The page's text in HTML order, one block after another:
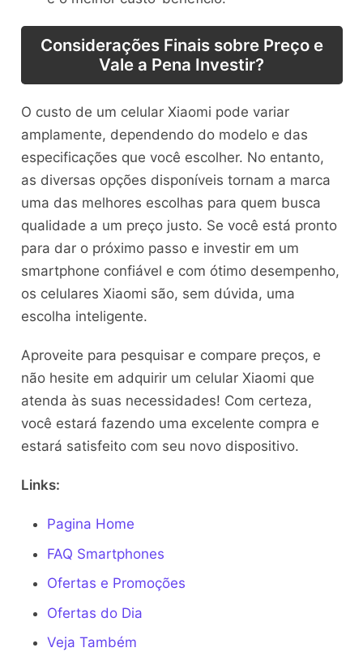
Considerações Finais sobre Preço e
Vale a Pena Investir?
O custo de um celular Xiaomi pode variar
amplamente, dependendo do modelo e das
especificações que você escolher. No entanto,
as diversas opções disponíveis tornam a marca
uma das melhores escolhas para quem busca
qualidade a um preço justo. Se você está pronto
para dar o próximo passo e investir em um
smartphone confiável e com ótimo desempenho,
os celulares Xiaomi são, sem dúvida, uma
escolha inteligente.
Aproveite para pesquisar e compare preços, e
não hesite em adquirir um celular Xiaomi que
atenda às suas necessidades! Com certeza,
você estará fazendo uma excelente compra e
estará satisfeito com seu novo dispositivo.
Links:
Pagina Home
FAQ Smartphones
Ofertas e Promoções
Ofertas do Dia
Veja Também